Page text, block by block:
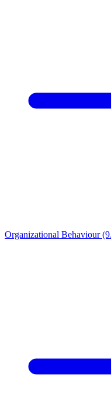
Organizational Behaviour